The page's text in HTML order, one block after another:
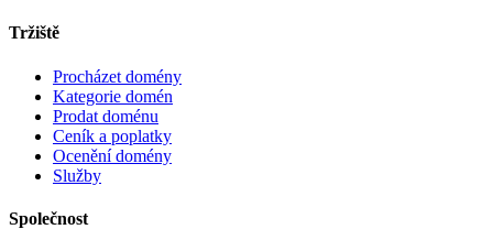
Tržiště
Procházet domény
Kategorie domén
Prodat doménu
Ceník a poplatky
Ocenění domény
Služby
Společnost